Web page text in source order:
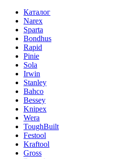
Каталог
Narex
Sparta
Bondhus
Rapid
Pinie
Sola
Irwin
Stanley
Bahco
Bessey
Knipex
Wera
ToughBuilt
Festool
Kraftool
Gross